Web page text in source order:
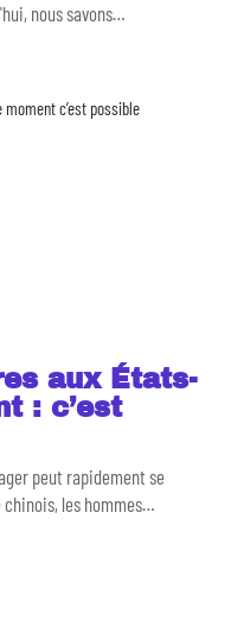
nous savons…
aux États-
: c’est
peut rapidement se
les hommes…